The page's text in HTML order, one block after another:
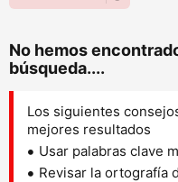
No hemos
búsqueda....
Los siguientes
mejores resultados
Usar palabras clave
Revisar la ortografía